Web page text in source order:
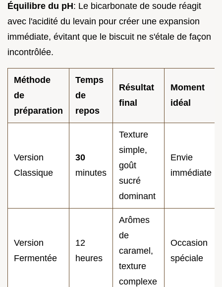
Équilibre du pH: Le bicarbonate de soude réagit
avec l'acidité du levain pour créer une expansion
immédiate, évitant que le biscuit ne s'étale de façon
incontrôlée.
Méthode
de
préparation
Temps
de
repos
Résultat
final
Moment
idéal
Version
Classique
30
minutes
Texture
simple,
goût
sucré
dominant
Envie
immédiate
Version
Fermentée
12
heures
Arômes
de
caramel,
texture
complexe
Occasion
spéciale